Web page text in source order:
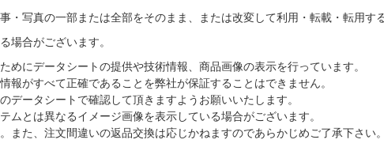
写真の一部または全部をそのまま、または改変して利用・転載・転用す
場合がございます。
にデータシートの提供や技術情報、商品画像の表示を行っています。
報がすべて正確であることを弊社が保証することはできません。
データシートで確認して頂きますようお願いいたします。
ムとは異なるイメージ画像を表示している場合がございます。
また、注文間違いの返品交換は応じかねますのであらかじめご了承下さい。